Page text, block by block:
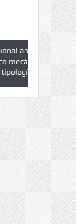
Qué es un
cuáles son